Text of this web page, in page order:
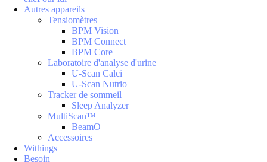
Autres appareils
Tensiomètres
BPM Vision
BPM Connect
BPM Core
Laboratoire d'analyse d'urine
U-Scan Calci
U-Scan Nutrio
Tracker de sommeil
Sleep Analyzer
MultiScan™
BeamO
Accessoires
Withings+
Besoin